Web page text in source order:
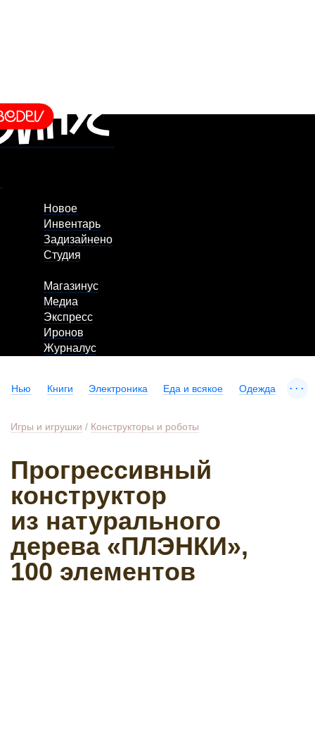
Новое
Инвентарь
Задизайнено
Студия
Магазинус
Медиа
Экспресс
Иронов
Журналус
Нью Книги Электроника Еда и всякое Одежда ...
Игры и игрушки / Конструкторы и роботы
Прогрессивный
конструктор
из натурального
дерева «ПЛЭНКИ»,
100 элементов